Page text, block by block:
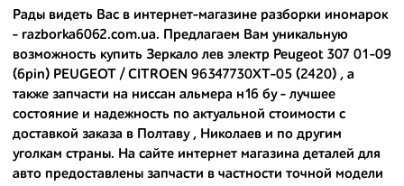
автозапчастей для
и других популярных марок. Мы продаем
оригинальные и высококачественные запчасти, отказываясь от
контрафактных аналогов.
Многие наши оптовые клиенты рекомендуют именно нашу
разборку как надежного и проверенного продавца. Если вам
требуется приобрести оптовую партию деталей для японских
автомобилей, то консультанты нашего интернет-магазина
подберут вам товар и укомплектуют партию. Также мы поможем с
правильным выбором по каталогу автозапчастей.
Рады видеть Вас в интернет-магазине разборки иномарок
- razborka6062.com.ua. Предлагаем Вам уникальную
возможность купить Зеркало лев электр Peugeot 307 01-09
(6pin) PEUGEOT / CITROEN 96347730XT-05 (2420) , а
также запчасти на ниссан альмера н16 бу- лучшее
состояние и надежность по актуальной стоимости с
доставкой заказа в Полтаву , Николаев и по другим
уголкам страны. На сайте интернет магазина деталей для
авто предоставлены запчасти в частности точной модели